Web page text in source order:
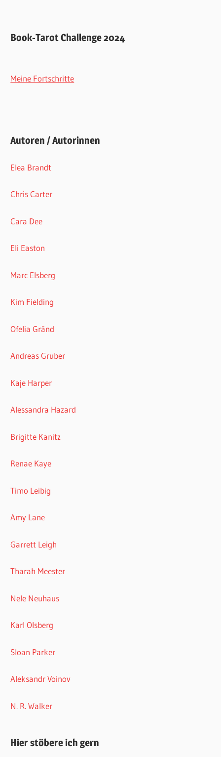
Book-Tarot Challenge 2024
Meine Fortschritte
Autoren / Autorinnen
Elea Brandt
Chris Carter
Cara Dee
Eli Easton
Marc Elsberg
Kim Fielding
Ofelia Gränd
Andreas Gruber
Kaje Harper
Alessandra Hazard
Brigitte Kanitz
Renae Kaye
Timo Leibig
Amy Lane
Garrett Leigh
Tharah Meester
Nele Neuhaus
Karl Olsberg
Sloan Parker
Aleksandr Voinov
N. R. Walker
Hier stöbere ich gern